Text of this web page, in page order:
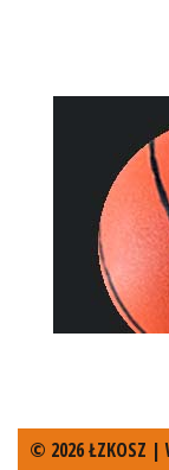
© 2026 ŁZKOSZ |